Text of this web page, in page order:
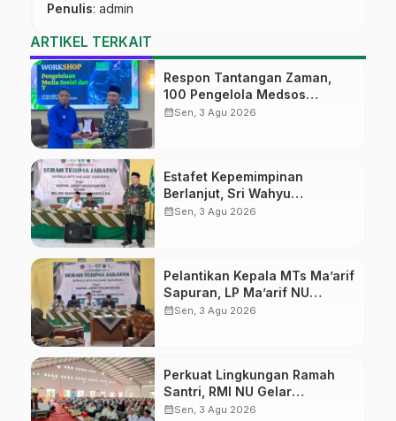
Penulis: admin
ARTIKEL TERKAIT
Respon Tantangan Zaman,
100 Pengelola Medsos
Sekolah Ma’arif Pekalongan
calendar_monthSen, 3 Agu 2026
Estafet Kepemimpinan
Berlanjut, Sri Wahyu
Susilowati Resmi Pimpin MTs
calendar_monthSen, 3 Agu 2026
Pelantikan Kepala MTs Ma’arif
Sapuran, LP Ma’arif NU
Wonosobo Tekankan Lima
calendar_monthSen, 3 Agu 2026
Perkuat Lingkungan Ramah
Santri, RMI NU Gelar
‘Sambang Pesantren’ di Pati
calendar_monthSen, 3 Agu 2026